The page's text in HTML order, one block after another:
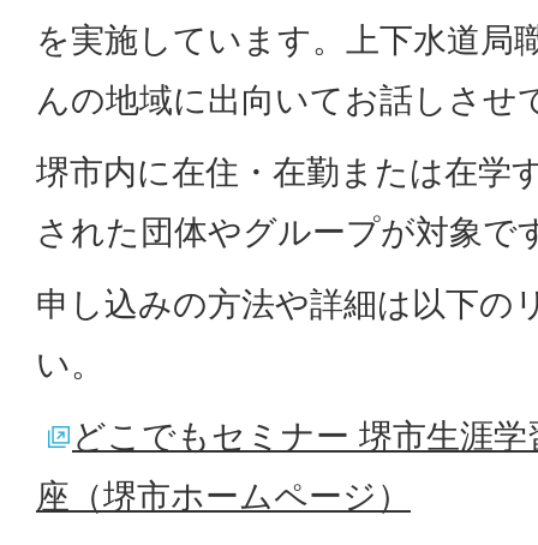
を実施しています。上下水道局
んの地域に出向いてお話しさせ
堺市内に在住・在勤または在学
された団体やグループが対象で
申し込みの方法や詳細は以下の
い。
どこでもセミナー 堺市生涯
座（堺市ホームページ）